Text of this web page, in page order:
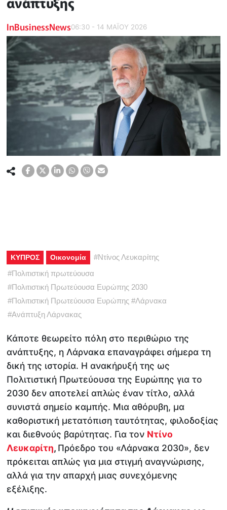
InBusinessNews06:30 - 14 ΜΑΪ́ΟΥ 2026
ΚΥΠΡΟΣ Οικονομία #Ντίνος Λευκαρίτης
#Πολιτιστική πρωτεύουσα
#Πολιτιστική Πρωτεύουσα Ευρώπης 2030
#Πολιτιστική Πρωτεύουσα Ευρώπης #Λάρνακα
#Ανάπτυξη Λάρνακας
Κάποτε θεωρείτο πόλη στο περιθώριο της
ανάπτυξης, η Λάρνακα επαναγράφει σήμερα τη
δική της ιστορία. Η ανακήρυξή της ως
Πολιτιστική Πρωτεύουσα της Ευρώπης για το
2030 δεν αποτελεί απλώς έναν τίτλο, αλλά
συνιστά σημείο καμπής. Μια αθόρυβη, μα
καθοριστική μετατόπιση ταυτότητας, φιλοδοξίας
και διεθνούς βαρύτητας. Για τον Ντίνο
Λευκαρίτη, Πρόεδρο του «Λάρνακα 2030», δεν
πρόκειται απλώς για μια στιγμή αναγνώρισης,
αλλά για την απαρχή μιας συνεχόμενης
εξέλιξης.